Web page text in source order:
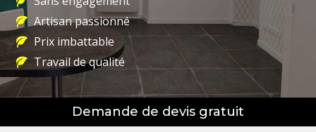
Artisan passionné
Prix imbattable
Travail de qualité
Demande de devis gratuit